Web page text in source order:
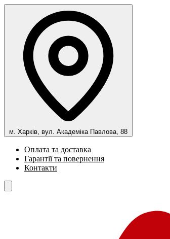
м. Харків, вул. Академіка Павлова, 88
Оплата та доставка
Гарантії та повернення
Контакти